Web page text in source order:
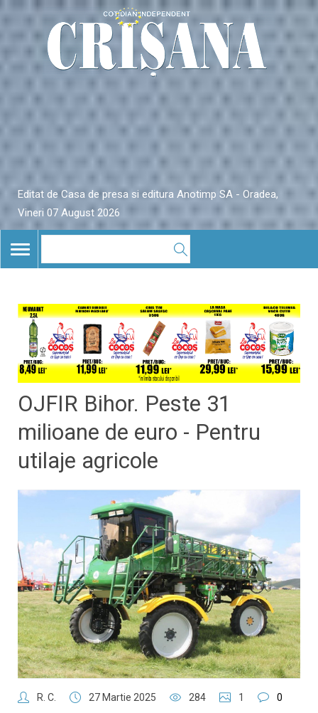
Editat de Casa de presa si editura Anotimp SA - Oradea,
Vineri 07 August 2026
TOGGLE
NAVIGATION
OJFIR Bihor. Peste 31
milioane de euro - Pentru
utilaje agricole
R. C. 27 Martie 2025 284 1
0